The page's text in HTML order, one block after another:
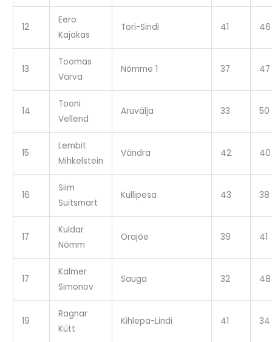
12
Eero
Kajakas
Tori-Sindi 41 46
13
Toomas
Värva
Nõmme 1 37 47
14
Tooni
Vellend
Aruvälja 33 50
15
Lembit
Mihkelstein
Vändra 42 40
16
Siim
Suitsmart
Kullipesa 43 38
17
Kuldar
Nõmm
Orajõe 39 41
17
Kalmer
Simonov
Sauga 32 48
19
Ragnar
Kütt
Kihlepa-Lindi 41 34